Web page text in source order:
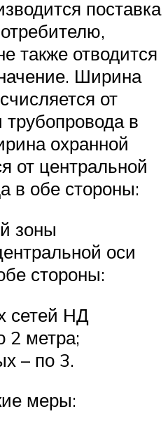
поставка
также отводится
Ширина
от
в
охранной
от центральной
в обе стороны:
зоны
оси
стороны:
сетей НД
2 метра;
– по 3.
меры: